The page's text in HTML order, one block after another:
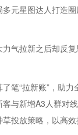
元星图达人打造
气拉新之后却反
笔“拉新账”，助
与新增A3人群对
投放策略，以高效